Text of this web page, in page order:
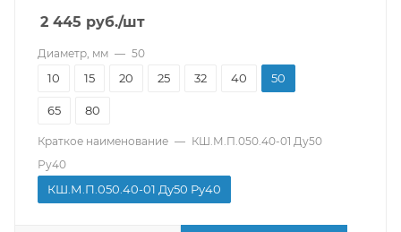
2 445 руб./шт
Диаметр, мм — 50
10 15 20 25 32 40 50
65 80
Краткое наименование — КШ.М.П.050.40-01 Ду50
Ру40
КШ.М.П.050.40-01 Ду50 Ру40